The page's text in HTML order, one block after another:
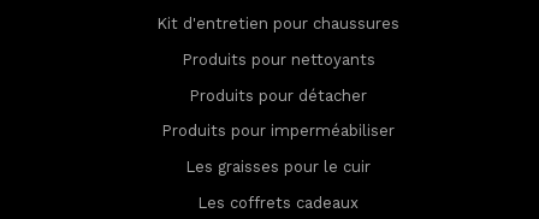
Kit d'entretien pour chaussures
Produits pour nettoyants
Produits pour détacher
Produits pour imperméabiliser
Les graisses pour le cuir
Les coffrets cadeaux